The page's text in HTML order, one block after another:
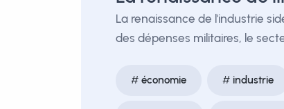
La renaissance de l'industrie
des dépenses militaires, le
économie industrie